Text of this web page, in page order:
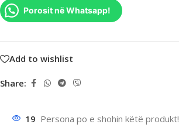
Porosit në Whatsapp!
Add to wishlist
Share:
19 Persona po e shohin këtë produkt!